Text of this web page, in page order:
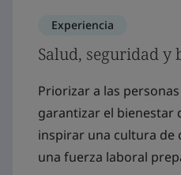
Experiencia
Salud, seguridad y
Priorizar a las
garantizar el bienestar
inspirar una cultura de
una fuerza laboral